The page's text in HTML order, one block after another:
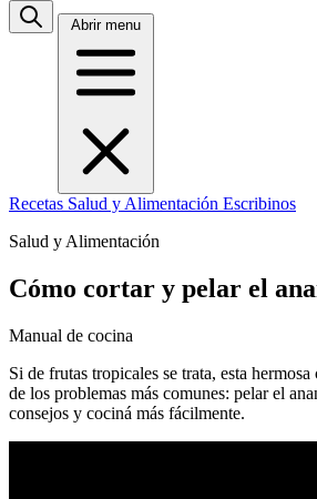
Abrir menu
Recetas Salud y Alimentación Escribinos
Salud y Alimentación
Cómo cortar y pelar el
Manual de cocina
Si de frutas tropicales se trata, esta
de los problemas más comunes: pelar el
consejos y cociná más fácilmente.